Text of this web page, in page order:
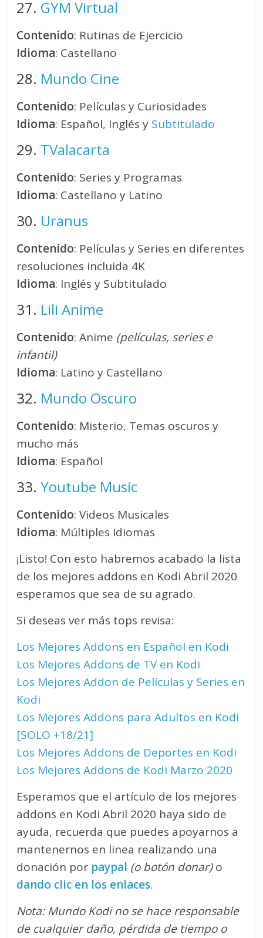
27. GYM Virtual
Contenido: Rutinas de Ejercicio
Idioma: Castellano
28. Mundo Cine
Contenido: Películas y Curiosidades
Idioma: Español, Inglés y Subtitulado
29. TValacarta
Contenido: Series y Programas
Idioma: Castellano y Latino
30. Uranus
Contenido: Películas y Series en diferentes
resoluciones incluida 4K
Idioma: Inglés y Subtitulado
31. Lili Anime
Contenido: Anime (películas, series e
infantil)
Idioma: Latino y Castellano
32. Mundo Oscuro
Contenido: Misterio, Temas oscuros y
mucho más
Idioma: Español
33.Youtube Music
Contenido: Videos Musicales
Idioma: Múltiples Idiomas
¡Listo! Con esto habremos acabado la lista
de los mejores addons en Kodi Abril 2020
esperamos que sea de su agrado.
Si deseas ver más tops revisa:
Los Mejores Addons en Español en Kodi
Los Mejores Addons de TV en Kodi
Los Mejores Addon de Películas y Series en
Kodi
Los Mejores Addons para Adultos en Kodi
[SOLO +18/21]
Los Mejores Addons de Deportes en Kodi
Los Mejores Addons de Kodi Marzo 2020
Esperamos que el artículo de los mejores
addons en Kodi Abril 2020 haya sido de
ayuda, recuerda que puedes apoyarnos a
mantenernos en linea realizando una
donación por paypal (o botón donar)o
dando clic en los enlaces.
Nota: Mundo Kodi no se hace responsable
de cualquier daño, pérdida de tiempo o